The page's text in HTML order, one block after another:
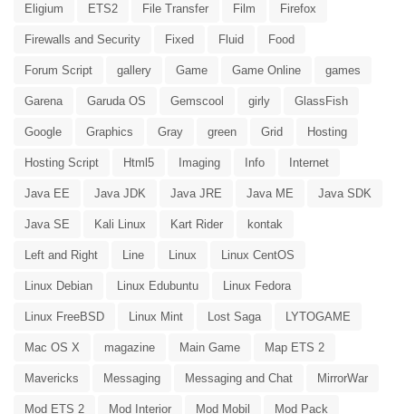
Eligium ETS2 File Transfer Film Firefox
Firewalls and Security Fixed Fluid Food
Forum Script gallery Game Game Online games
Garena Garuda OS Gemscool girly GlassFish
Google Graphics Gray green Grid Hosting
Hosting Script Html5 Imaging Info Internet
Java EE Java JDK Java JRE Java ME Java SDK
Java SE Kali Linux Kart Rider kontak
Left and Right Line Linux Linux CentOS
Linux Debian Linux Edubuntu Linux Fedora
Linux FreeBSD Linux Mint Lost Saga LYTOGAME
Mac OS X magazine Main Game Map ETS 2
Mavericks Messaging Messaging and Chat MirrorWar
Mod ETS 2 Mod Interior Mod Mobil Mod Pack